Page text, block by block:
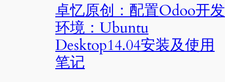
卓忆原创：配置Odoo开发
环境：Ubuntu
Desktop14.04安装及使用
笔记